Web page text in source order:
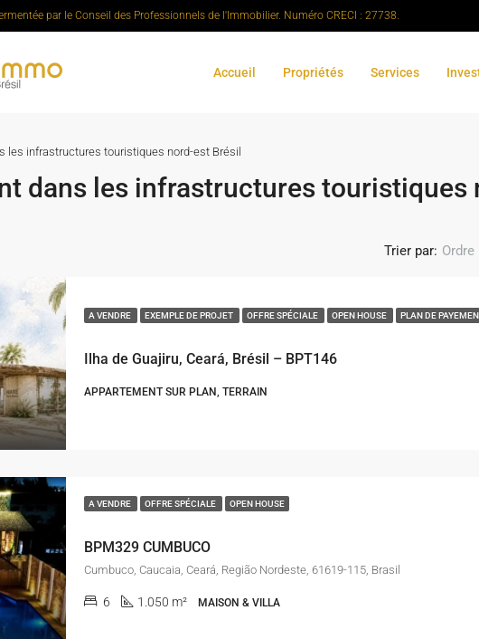
par le Conseil des Professionnels de l'Immobilier. Numéro CRECI : 27738.
Accueil Propriétés Services
les infrastructures touristiques nord-est Brésil
dans les infrastructures touristiques
Trier par:
A VENDRE EXEMPLE DE PROJET OFFRE SPÉCIALE OPEN HOUSE PLAN DE
Ilha de Guajiru, Ceará, Brésil – BPT146
APPARTEMENT SUR PLAN, TERRAIN
A VENDRE OFFRE SPÉCIALE OPEN HOUSE
BPM329 CUMBUCO
Cumbuco, Caucaia, Ceará, Região Nordeste, 61619-115, Brasil
6 1.050 m² MAISON & VILLA